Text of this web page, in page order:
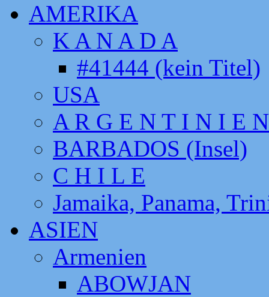
AMERIKA
K A N A D A
#41444 (kein Titel)
USA
A R G E N T I N I E N
BARBADOS (Insel)
C H I L E
Jamaika, Panama,
ASIEN
Armenien
ABOWJAN